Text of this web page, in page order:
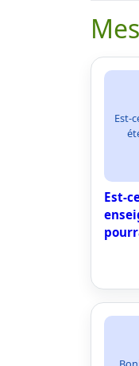
Est-
Est-